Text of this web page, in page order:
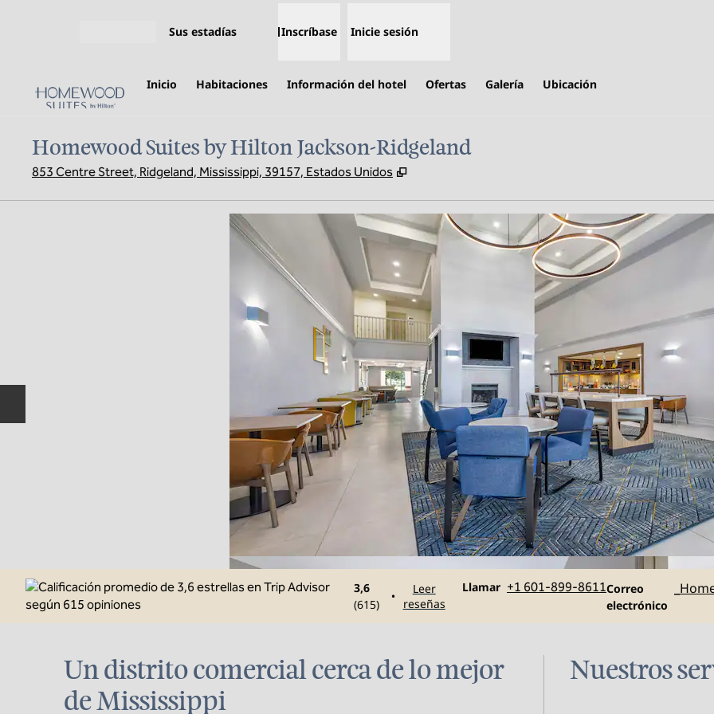
Sus estadías Inscríbase Inicie sesión
Inicio Habitaciones Información del hotel Ofertas Galería Ubicación
Homewood Suites by Hilton Jackson-Ridgeland
853 Centre Street, Ridgeland, Mississippi, 39157, Estados Unidos ,
3,6
(615)
•
Leer
reseñas
Llamar
Llame al +1 601-899-8611Correo
electrónico
Correo
Un distrito comercial cerca de lo mejor
de Mississippi
Nuestros